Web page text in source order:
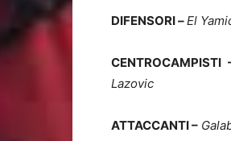
DIFENSORI–El
CENTROCAMPISTI
Lazovic
ATTACCANTI –